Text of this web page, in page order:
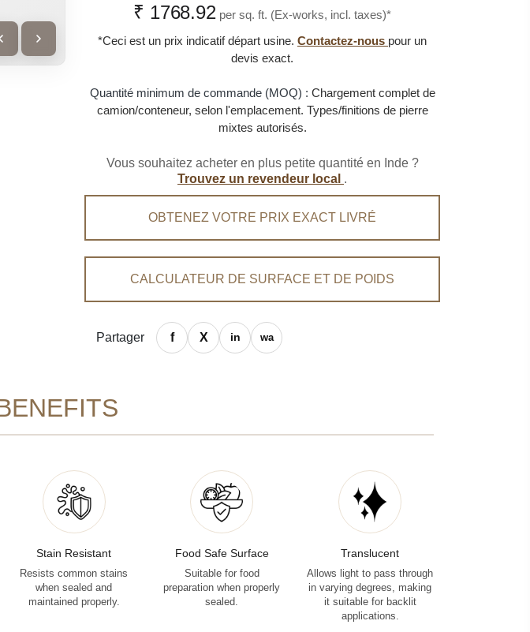
₹ 1768.92 per sq. ft. (Ex-works, incl. taxes)*
*Ceci est un prix indicatif départ usine. Contactez-nous pour un
devis exact.
Quantité minimum de commande (MOQ) : Chargement complet de
camion/conteneur, selon l'emplacement. Types/finitions de pierre
mixtes autorisés.
Vous souhaitez acheter en plus petite quantité en Inde ?
Trouvez un revendeur local .
OBTENEZ VOTRE PRIX EXACT LIVRÉ
CALCULATEUR DE SURFACE ET DE POIDS
Partager
Stain Resistant
Resists common stains
when sealed and
maintained properly.
Food Safe Surface
Suitable for food
preparation when properly
sealed.
Translucent
Allows light to pass through
in varying degrees, making
it suitable for backlit
applications.